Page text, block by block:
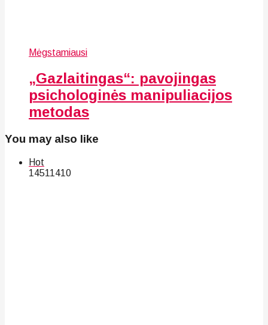
Mėgstamiausi
„Gazlaitingas“: pavojingas
psichologinės manipuliacijos
metodas
You may also like
Hot
14511410